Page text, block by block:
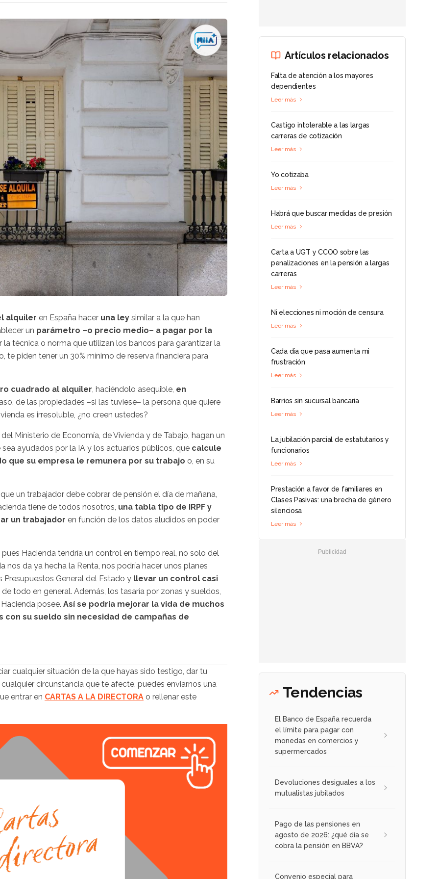
alquiler en España hacer una ley similar a la que han
un parámetro –o precio medio– a pagar por la
la técnica o norma que utilizan los bancos para garantizar la
piden tener un 30% mínimo de reserva financiera para
cuadrado al alquiler , haciéndolo asequible, en
de las propiedades –si las tuviese– la persona que quiere
es irresoluble, ¿no creen ustedes?
Ministerio de Economía, de Vivienda y de Tabajo, hagan un
ayudados por la IA y los actuarios públicos, que calcule
que su empresa le remunera por su trabajo o, en su
un trabajador debe cobrar de pensión el día de mañana,
tiene de todos nosotros, una tabla tipo de IRPF y
un trabajador en función de los datos aludidos en poder
Hacienda tendría un control en tiempo real, no solo del
nos da ya hecha la Renta, nos podría hacer unos planes
General del Estado y llevar un control casi
todo en general. Además, los tasaría por zonas y sueldos,
posee. Así se podría mejorar la vida de muchos
su sueldo sin necesidad de campañas de
cualquier situación de la que hayas sido testigo, dar tu
circunstancia que te afecte, puedes enviarnos una
entrar en CARTAS A LA DIRECTORA o rellenar este
Artículos relacionados
Falta de atención a los mayores
dependientes
Leer más
Castigo intolerable a las largas
carreras de cotización
Leer más
Yo cotizaba
Leer más
Habrá que buscar medidas de presión
Leer más
Carta a UGT y CCOO sobre las
penalizaciones en la pensión a largas
carreras
Leer más
Ni elecciones ni moción de censura
Leer más
Cada día que pasa aumenta mi
frustración
Leer más
Barrios sin sucursal bancaria
Leer más
La jubilación parcial de estatutarios y
funcionarios
Leer más
Prestación a favor de familiares en
Clases Pasivas: una brecha de género
silenciosa
Leer más
Tendencias
El Banco de España recuerda
el límite para pagar con
monedas en comercios y
supermercados
Devoluciones desiguales a los
mutualistas jubilados
Pago de las pensiones en
agosto de 2026: ¿qué día se
cobra la pensión en BBVA?
Convenio especial para